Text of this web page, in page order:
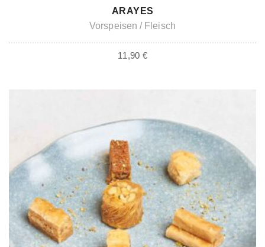
IN DEN WARENKORB
ARAYES
Vorspeisen
Fleisch
11,90 €